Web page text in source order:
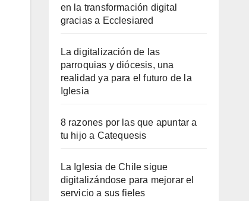
en la transformación digital
gracias a Ecclesiared
La digitalización de las
parroquias y diócesis, una
realidad ya para el futuro de la
Iglesia
8 razones por las que apuntar a
tu hijo a Catequesis
La Iglesia de Chile sigue
digitalizándose para mejorar el
servicio a sus fieles